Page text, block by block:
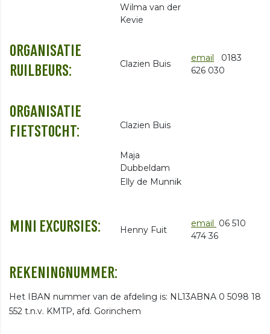
Wilma van der
Kevie
ORGANISATIE
RUILBEURS:
Clazien Buis
email 0183
626 030
ORGANISATIE
FIETSTOCHT:
Clazien Buis
Maja
Dubbeldam
Elly de Munnik
MINI EXCURSIES: Henny Fuit
email 06 510
474 36
REKENINGNUMMER:
Het IBAN nummer van de afdeling is: NL13ABNA 0 5098 18
552 t.n.v. KMTP, afd. Gorinchem